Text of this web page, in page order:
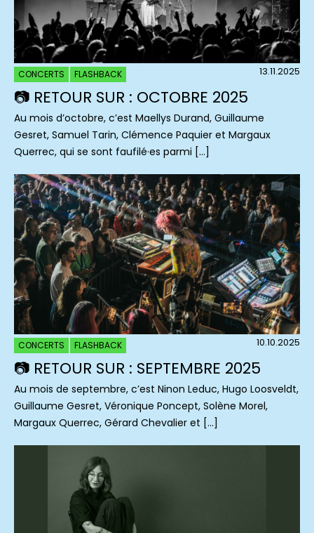
CONCERTS FLASHBACK 13.11.2025
📷 RETOUR SUR : OCTOBRE 2025
Au mois d’octobre, c’est Maellys Durand, Guillaume
Gesret, Samuel Tarin, Clémence Paquier et Margaux
Querrec, qui se sont faufilé·es parmi […]
CONCERTS FLASHBACK 10.10.2025
📷 RETOUR SUR : SEPTEMBRE 2025
Au mois de septembre, c’est Ninon Leduc, Hugo Loosveldt,
Guillaume Gesret, Véronique Poncept, Solène Morel,
Margaux Querrec, Gérard Chevalier et […]